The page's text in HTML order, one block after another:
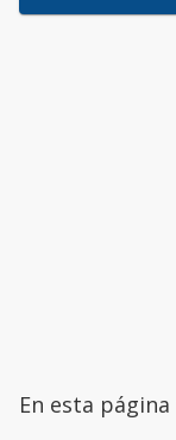
En esta página